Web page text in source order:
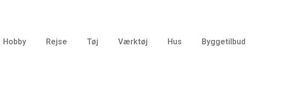
Hobby Rejse Tøj Værktøj Hus Byggetilbud